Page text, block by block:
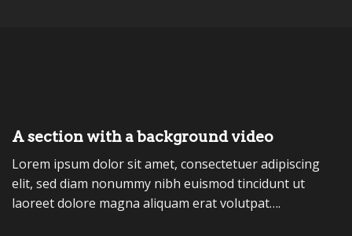
A section with a background video
Lorem ipsum dolor sit amet, consectetuer adipiscing
elit, sed diam nonummy nibh euismod tincidunt ut
laoreet dolore magna aliquam erat volutpat….